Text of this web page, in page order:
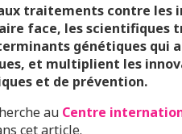
traitements contre les
face, les scientifiques
génétiques qui
et multiplient les
et de prévention.
au Centre
cet article.